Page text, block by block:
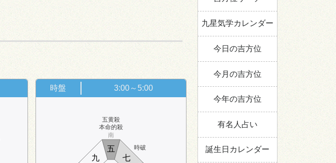
時盤 3:00～5:00
五黄殺
本命的殺
時破
南
七
九
五
九星気学カレンダー
今日の吉方位
今月の吉方位
今年の吉方位
有名人占い
誕生日カレンダー